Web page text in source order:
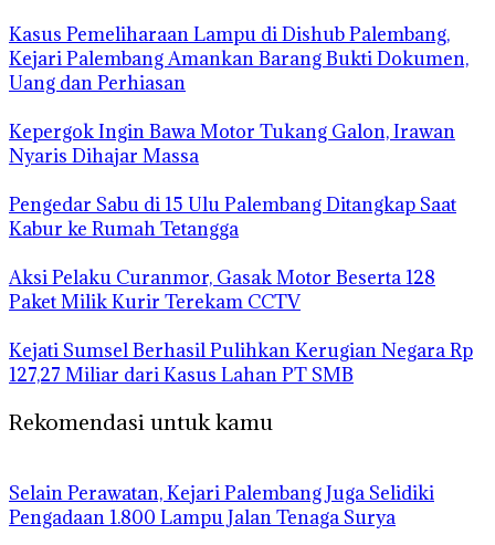
Kasus Pemeliharaan Lampu di Dishub Palembang,
Kejari Palembang Amankan Barang Bukti Dokumen,
Uang dan Perhiasan
Kepergok Ingin Bawa Motor Tukang Galon, Irawan
Nyaris Dihajar Massa
Pengedar Sabu di 15 Ulu Palembang Ditangkap Saat
Kabur ke Rumah Tetangga
Aksi Pelaku Curanmor, Gasak Motor Beserta 128
Paket Milik Kurir Terekam CCTV
Kejati Sumsel Berhasil Pulihkan Kerugian Negara Rp
127,27 Miliar dari Kasus Lahan PT SMB
Rekomendasi untuk kamu
Selain Perawatan, Kejari Palembang Juga Selidiki
Pengadaan 1.800 Lampu Jalan Tenaga Surya